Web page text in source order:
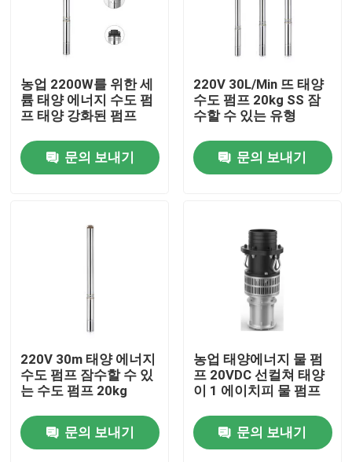
우리에 대하여
공장 여행
품질 관리
농업 2200W를 위한 세
륨 태양 에너지 수도 펌
프 태양 강화된 펌프
문의 보내기
220V 30L/Min 뜨 태양
수도 펌프 20kg SS 잠
수할 수 있는 유형
문의 보내기
220V 30m 태양 에너지
수도 펌프 잠수할 수 있
는 수도 펌프 20kg
문의 보내기
농업 태양에너지 물 펌
프 20VDC 선컬쳐 태양
이 1 에이치피 물 펌프
문의 보내기